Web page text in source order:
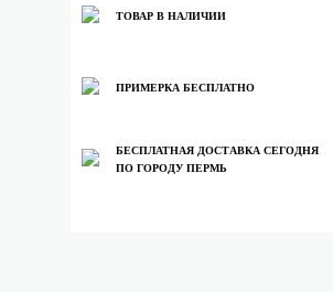
ТОВАР В НАЛИЧИИ
ПРИМЕРКА БЕСПЛАТНО
БЕСПЛАТНАЯ ДОСТАВКА СЕГОДНЯ
ПО ГОРОДУ ПЕРМЬ